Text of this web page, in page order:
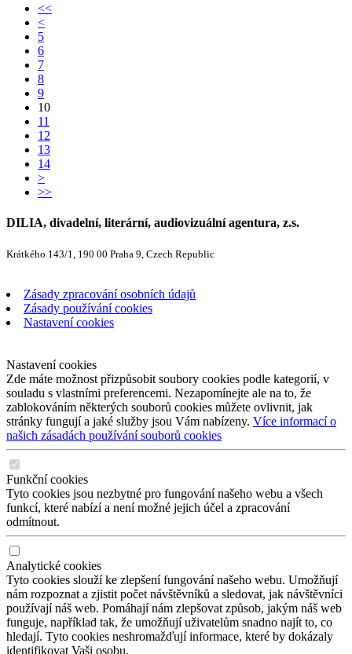
<<
<
5
6
7
8
9
10
11
12
13
14
>
>>
DILIA, divadelní, literární, audiovizuální agentura, z.s.
Krátkého 143/1, 190 00 Praha 9, Czech Republic
Zásady zpracování osobních údajů
Zásady používání cookies
Nastavení cookies
Nastavení cookies
Zde máte možnost přizpůsobit soubory cookies podle kategorií, v
souladu s vlastními preferencemi. Nezapomínejte ale na to, že
zablokováním některých souborů cookies můžete ovlivnit, jak
stránky fungují a jaké služby jsou Vám nabízeny. Více informací o
našich zásadách používání souborů cookies
Funkční cookies
Tyto cookies jsou nezbytné pro fungování našeho webu a všech
funkcí, které nabízí a není možné jejich účel a zpracování
odmítnout.
Analytické cookies
Tyto cookies slouží ke zlepšení fungování našeho webu. Umožňují
nám rozpoznat a zjistit počet návštěvníků a sledovat, jak návštěvníci
používají náš web. Pomáhají nám zlepšovat způsob, jakým náš web
funguje, například tak, že umožňují uživatelům snadno najít to, co
hledají. Tyto cookies neshromažďují informace, které by dokázaly
identifikovat Vaši osobu.